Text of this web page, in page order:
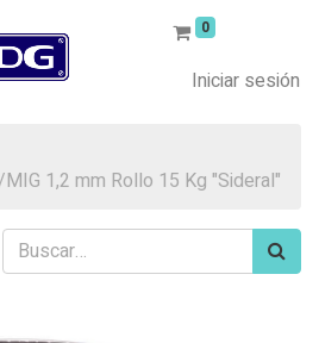
0
Iniciar sesión
1,2 mm Rollo 15 Kg "Sideral"